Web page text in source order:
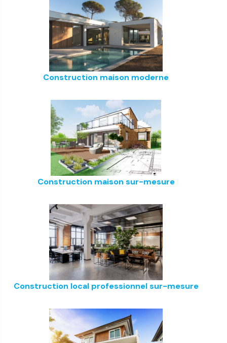
Construction maison moderne
Construction maison sur-mesure
Construction local professionnel sur-mesure